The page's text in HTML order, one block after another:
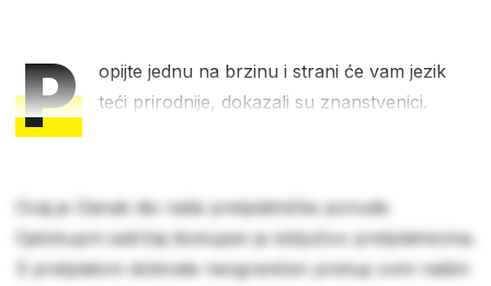
P
opijte jednu na brzinu i strani će vam jezik
teći prirodnije, dokazali su znanstvenici.
Ovaj je članak dio naše pretplatničke ponude.
Cjelokupni sadržaj dostupan je isključivo pretplatnicima.
S pretplatom dobivate neograničen pristup svim našim